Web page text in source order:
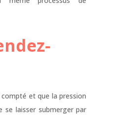
et que la pression
se laisser submerger par